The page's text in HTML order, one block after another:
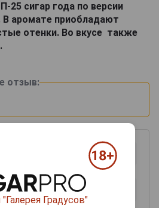
сигар года по версии
В аромате приобладают
отенки. Во вкусе также
отзыв:
Градусов"